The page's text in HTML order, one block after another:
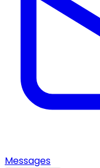
Messages